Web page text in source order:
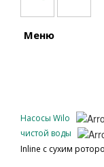
Меню
Насосы Wilo
чистой воды
Inline с сухим